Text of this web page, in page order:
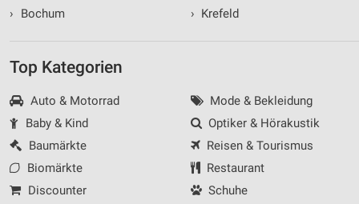
›
Bochum
› Krefeld
Top Kategorien
Auto & Motorrad
Baby & Kind
Baumärkte
Biomärkte
Discounter
Mode & Bekleidung
Optiker & Hörakustik
Reisen & Tourismus
Restaurant
Schuhe